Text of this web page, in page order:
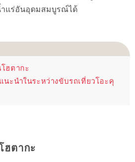
แร่อันอุดมสมบูรณ์ได้
ฮตากะ
ะนำในระหว่างขับรถเที่ยวโอะคุ
ฮตากะ